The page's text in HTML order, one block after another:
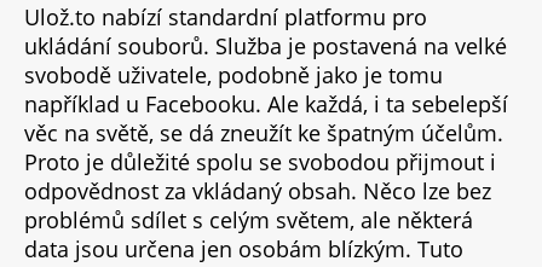
Ulož.to nabízí standardní platformu pro
ukládání souborů. Služba je postavená na velké
svobodě uživatele, podobně jako je tomu
například u Facebooku. Ale každá, i ta sebelepší
věc na světě, se dá zneužít ke špatným účelům.
Proto je důležité spolu se svobodou přijmout i
odpovědnost za vkládaný obsah. Něco lze bez
problémů sdílet s celým světem, ale některá
data jsou určena jen osobám blízkým. Tuto